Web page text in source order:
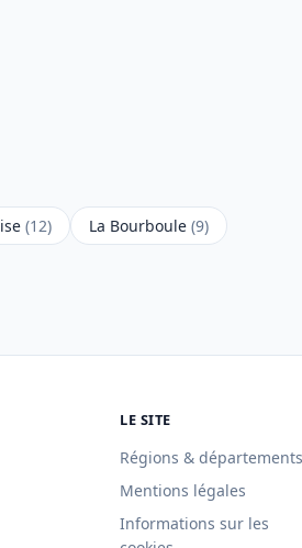
(12) La Bourboule (9)
LE SITE
Régions & départements
Mentions légales
Informations sur les